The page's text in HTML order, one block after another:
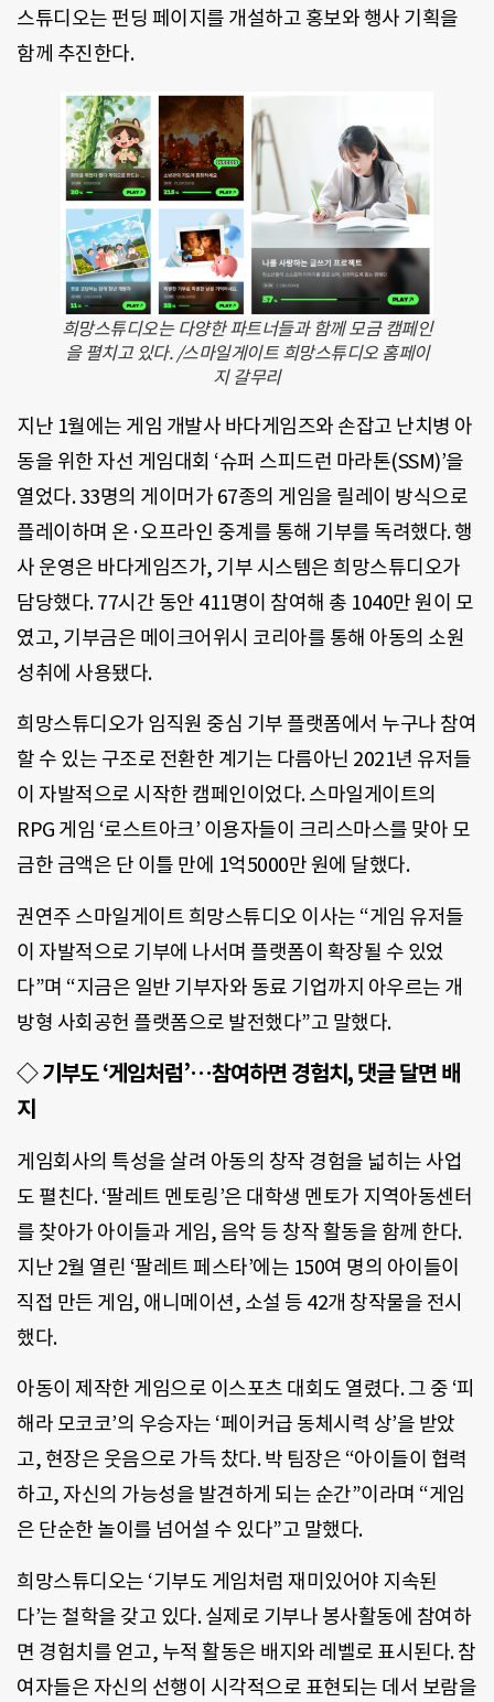
스튜디오는 펀딩 페이지를 개설하고 홍보와 행사 기획을
함께 추진한다.
희망스튜디오는 다양한 파트너들과 함께 모금 캠페인
을 펼치고 있다. /스마일게이트 희망스튜디오 홈페이
지 갈무리
지난 1월에는 게임 개발사 바다게임즈와 손잡고 난치병 아
동을 위한 자선 게임대회 ‘슈퍼 스피드런 마라톤(SSM)’을
열었다. 33명의 게이머가 67종의 게임을 릴레이 방식으로
플레이하며 온·오프라인 중계를 통해 기부를 독려했다. 행
사 운영은 바다게임즈가, 기부 시스템은 희망스튜디오가
담당했다. 77시간 동안 411명이 참여해 총 1040만 원이 모
였고, 기부금은 메이크어위시 코리아를 통해 아동의 소원
성취에 사용됐다.
희망스튜디오가 임직원 중심 기부 플랫폼에서 누구나 참여
할 수 있는 구조로 전환한 계기는 다름아닌 2021년 유저들
이 자발적으로 시작한 캠페인이었다. 스마일게이트의
RPG 게임 ‘로스트아크’ 이용자들이 크리스마스를 맞아 모
금한 금액은 단 이틀 만에 1억5000만 원에 달했다.
권연주 스마일게이트 희망스튜디오 이사는 “게임 유저들
이 자발적으로 기부에 나서며 플랫폼이 확장될 수 있었
다”며 “지금은 일반 기부자와 동료 기업까지 아우르는 개
방형 사회공헌 플랫폼으로 발전했다”고 말했다.
◇기부도 ‘게임처럼’…참여하면 경험치, 댓글 달면 배
지
게임회사의 특성을 살려 아동의 창작 경험을 넓히는 사업
도 펼친다. ‘팔레트 멘토링’은 대학생 멘토가 지역아동센터
를 찾아가 아이들과 게임, 음악 등 창작 활동을 함께 한다.
지난 2월 열린 ‘팔레트 페스타’에는 150여 명의 아이들이
직접 만든 게임, 애니메이션, 소설 등 42개 창작물을 전시
했다.
아동이 제작한 게임으로 이스포츠 대회도 열렸다. 그 중 ‘피
해라 모코코’의 우승자는 ‘페이커급 동체시력 상’을 받았
고, 현장은 웃음으로 가득 찼다. 박 팀장은 “아이들이 협력
하고, 자신의 가능성을 발견하게 되는 순간”이라며 “게임
은 단순한 놀이를 넘어설 수 있다”고 말했다.
희망스튜디오는 ‘기부도 게임처럼 재미있어야 지속된
다’는 철학을 갖고 있다. 실제로 기부나 봉사활동에 참여하
면 경험치를 얻고, 누적 활동은 배지와 레벨로 표시된다. 참
여자들은 자신의 선행이 시각적으로 표현되는 데서 보람을